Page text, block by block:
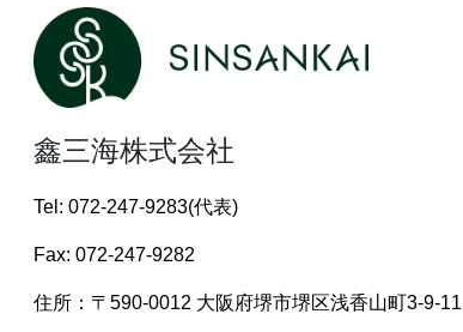
鑫三海株式会社
Tel: 072-247-9283(代表)
Fax: 072-247-9282
住所：〒590-0012 大阪府堺市堺区浅香山町3-9-11